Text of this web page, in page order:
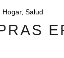
Hogar, Salud